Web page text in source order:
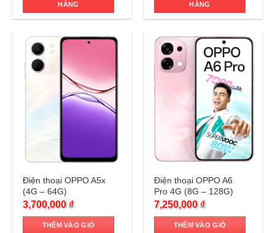
HÀNG HÀNG
Trả góp 0%
Điện thoại OPPO A5x
(4G – 64G)
3,700,000 ₫
THÊM VÀO GIỎ
Trả góp 0%
Điện thoại OPPO A6
Pro 4G (8G – 128G)
7,250,000 ₫
THÊM VÀO GIỎ